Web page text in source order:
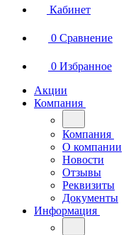
Кабинет
0 Сравнение
0 Избранное
Акции
Компания
Компания
О компании
Новости
Отзывы
Реквизиты
Документы
Информация